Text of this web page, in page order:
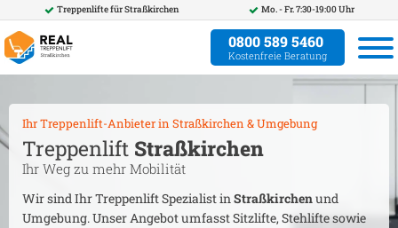
Treppenlifte fürStraßkirchen Mo. - Fr. 7:30-19:00 Uhr
0800 589 5460
Kostenfreie Beratung
Ihr Treppenlift-Anbieter in Straßkirchen & Umgebung
Treppenlift Straßkirchen
Ihr Weg zu mehr Mobilität
Wir sind Ihr Treppenlift Spezialist inStraßkirchenund
Umgebung. Unser Angebot umfasst Sitzlifte, Stehlifte sowie